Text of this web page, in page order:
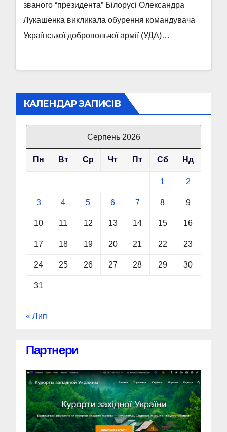
званого “президента” Білорусі Олександра
Лукашенка викликала обурення командувача
Української добровольчої армії (УДА)…
КАЛЕНДАР ЗАПИСІВ
Серпень 2026
Пн Вт Ср Чт Пт Сб Нд
1 2
3 4 5 6 7 8 9
10 11 12 13 14 15 16
17 18 19 20 21 22 23
24 25 26 27 28 29 30
31
« Лип
Партнери